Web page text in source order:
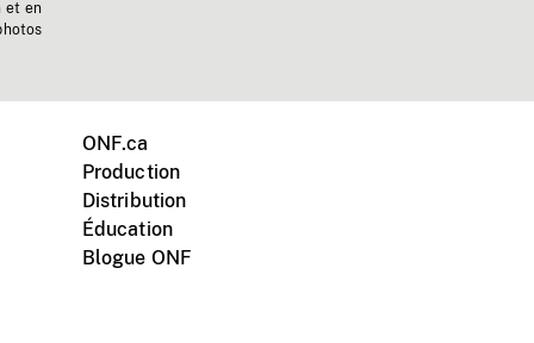
et en
ONF.ca
Production
Distribution
Éducation
Blogue ONF